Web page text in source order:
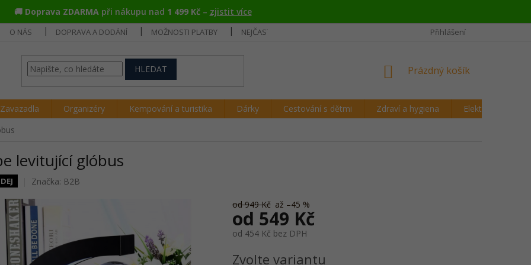
🚚 Doprava ZDARMApři nákupu nad 1 499 Kč– zjistit více
O NÁS DOPRAVA A DODÁNÍ MOŽNOSTI PLATBY NEJČASTĚJŠÍ OTÁZKY CESTOVATELŮ REKLAMAČNÍ ŘÁD A VRÁCENÍ ZBOŽÍ
Přihlášení
HLEDAT
NÁKUPNÍ
Prázdný košík
Zavazadla Organizéry Kempování a turistika Dárky Cestování s dětmi Zdraví a hygiena Elektronika
levitující glóbus
Značka: B2B
od 949 Kč až –45 %
od 549 Kč
od 454 Kč bez DPH
cena:
Zvolte variantu